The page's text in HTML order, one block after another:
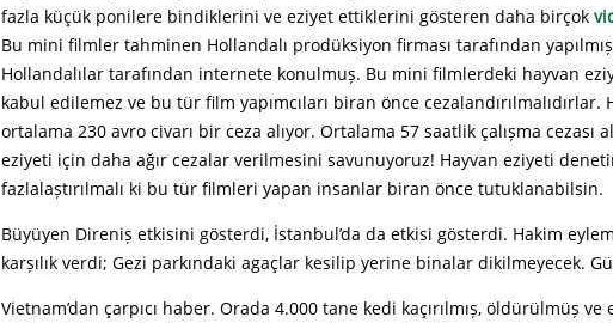
fazla küçük ponilere bindiklerini ve eziyet ettiklerini gösteren daha birçok
Bu mini filmler tahminen Hollandalı prodüksiyon firması tarafından
Hollandalılar tarafından internete konulmuș. Bu mini filmlerdeki hayvan
kabul edilemez ve bu tür film yapımcıları biran önce cezalandırılmalıdırlar.
ortalama 230 avro civarı bir ceza alıyor. Ortalama 57 saatlik çalıșma cezası
eziyeti için daha ağır cezalar verilmesini savunuyoruz! Hayvan eziyeti
fazlalaștırılmalı ki bu tür filmleri yapan insanlar biran önce tutuklanabilsin.
Büyüyen Direniș etkisini gösterdi, İstanbul’da da etkisi gösterdi. Hakim
karșılık verdi; Gezi parkındaki agaçlar kesilip yerine binalar dikilmeyecek.
Vietnam’dan çarpıcı haber. Orada 4.000 tane kedi kaçırılmıș, öldürülmüș ve